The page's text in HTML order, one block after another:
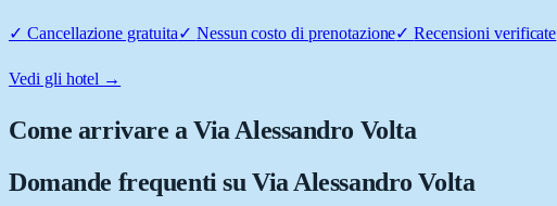
✓ Cancellazione gratuita✓ Nessun costo di prenotazione✓Recensioni verificate
Vedi gli hotel →
Come arrivare aVia Alessandro Volta
Domande frequenti su Via Alessandro Volta